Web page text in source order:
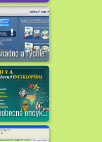
a rychle
Ottova všeobecná encyklopédia